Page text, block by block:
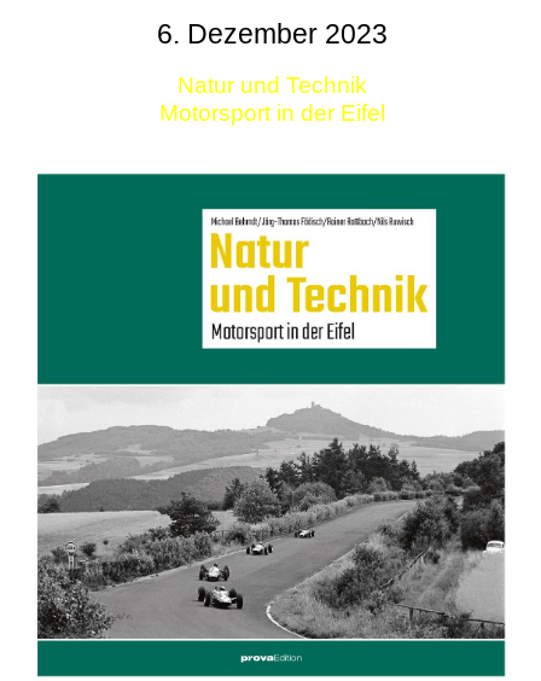
6. Dezember 2023
Natur und Technik
Motorsport in der Eifel